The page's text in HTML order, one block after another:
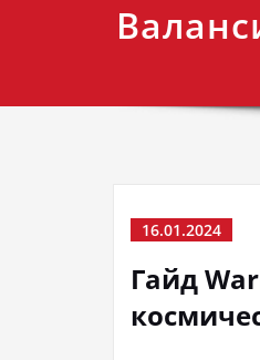
16.01.2024
Гайд